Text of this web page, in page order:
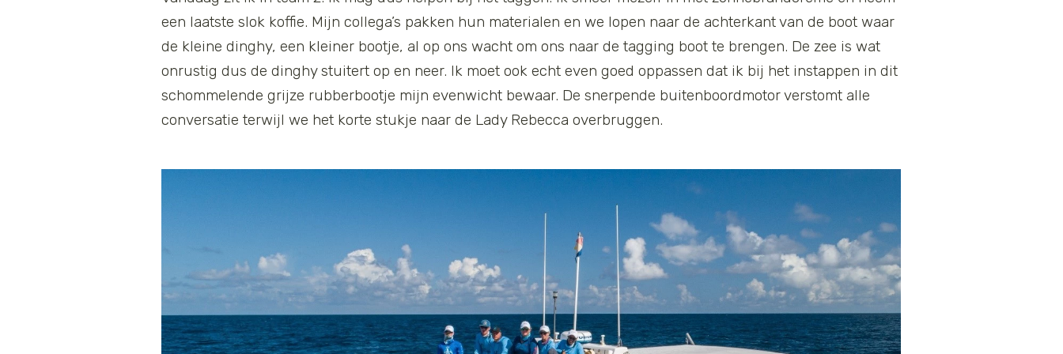
een laatste slok koffie. Mijn collega’s pakken hun materialen en we lopen naar de achterkant van de boot waar
de kleine dinghy, een kleiner bootje, al op ons wacht om ons naar de tagging boot te brengen. De zee is wat
onrustig dus de dinghy stuitert op en neer. Ik moet ook echt even goed oppassen dat ik bij het instappen in dit
schommelende grijze rubberbootje mijn evenwicht bewaar. De snerpende buitenboordmotor verstomt alle
conversatie terwijl we het korte stukje naar de Lady Rebecca overbruggen.